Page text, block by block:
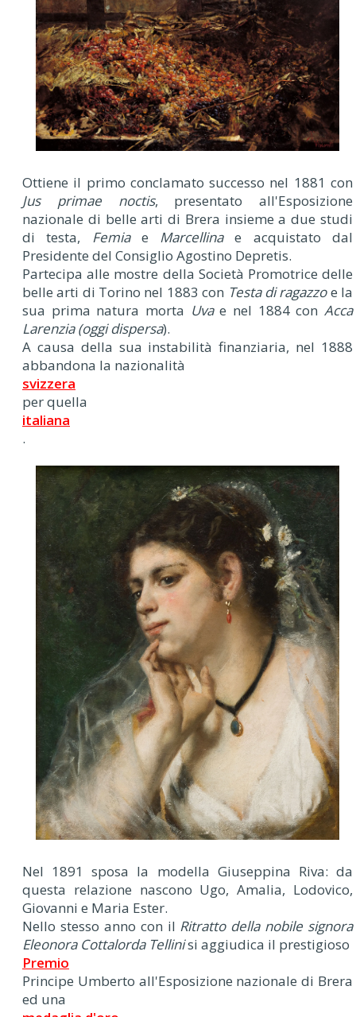
Ottiene il primo conclamato successo nel 1881 con
Jus primae noctis, presentato all'Esposizione
nazionale di belle arti di Brera insieme a due studi
di testa, Femiae Marcellinae acquistato dal
Presidente del Consiglio Agostino Depretis.
Partecipa alle mostre della Società Promotrice delle
belle arti di Torino nel 1883 con Testa di ragazzoe la
sua prima natura morta Uvae nel 1884 conAcca
Larenzia (oggi dispersa).
A causa della sua instabilità finanziaria, nel 1888
abbandona la nazionalità
svizzera
per quella
italiana
.
Nel 1891 sposa la modella Giuseppina Riva: da
questa relazione nascono Ugo, Amalia, Lodovico,
Giovanni e Maria Ester.
Nello stesso anno con il Ritratto della nobile signora
Eleonora Cottalorda Tellinisi aggiudica il prestigioso
Premio
Principe Umberto all'Esposizione nazionale di Brera
ed una